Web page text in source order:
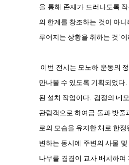
을 통해 존재가 드러나도록
의 한계를 창조하는 것이 아니
루어지는 상황을 취하는 것 ”이
이번 전시는 모노하 운동의
만나볼 수 있도록 기획되었
된 설치 작업이다. 검정의 네
관람객으로 하여금 돌과 밧줄
로의 모습을 유지한 채로 한
변하는 동시에 주변의 사물
나무를 겹겹이 교차 배치하여